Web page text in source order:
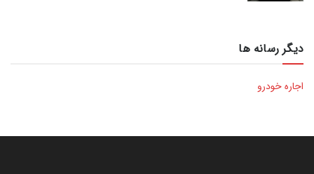
دیگر رسانه ها
اجاره خودرو